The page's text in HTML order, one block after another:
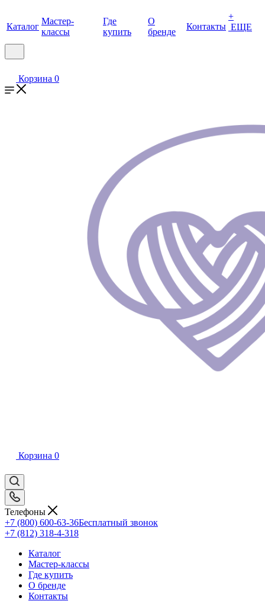
Каталог
Мастер-
классы
Где
купить
О
бренде
Контакты
+
ЕЩЕ
Корзина 0
Корзина 0
Телефоны
+7 (800) 600-63-36Бесплатный звонок
+7 (812) 318-4-318
Каталог
Мастер-классы
Где купить
О бренде
Контакты